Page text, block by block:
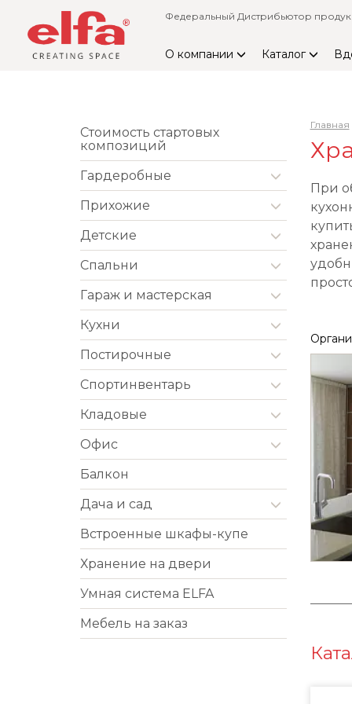
Федеральный Дистрибьютор
О компании Каталог
Стоимость стартовых
композиций
Гардеробные
Прихожие
Детские
Спальни
Гараж и мастерская
Кухни
Постирочные
Cпортинвентарь
Кладовые
Офис
Балкон
Дача и сад
Встроенные шкафы-купе
Хранение на двери
Умная система ELFA
Мебель на заказ
Главная
При